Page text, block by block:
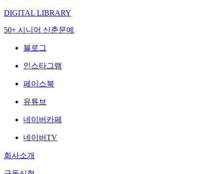
DIGITAL LIBRARY
50+ 시니어 신춘문예
블로그
인스타그램
페이스북
유튜브
네이버카페
네이버TV
회사소개